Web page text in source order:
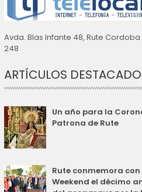
Avda. Blas Infante 48, Rute
248
ARTÍCULOS
Un año para la
Patrona de Rute
Rute conmemora
Weekend el décimo